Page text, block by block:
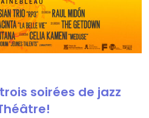
soirées de jazz